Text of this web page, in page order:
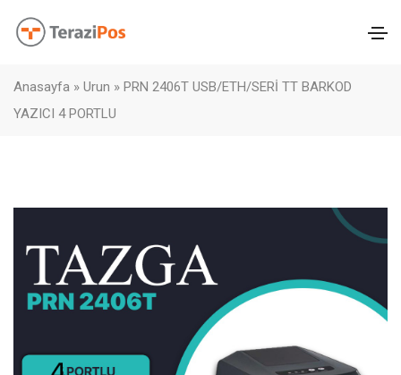
Anasayfa » Urun » PRN 2406T USB/ETH/SERİ TT BARKOD
YAZICI 4 PORTLU